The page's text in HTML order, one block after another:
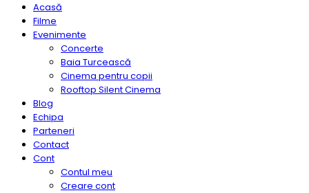
Acasă
Filme
Evenimente
Concerte
Baia Turcească
Cinema pentru copii
Rooftop Silent Cinema
Blog
Echipa
Parteneri
Contact
Cont
Contul meu
Creare cont